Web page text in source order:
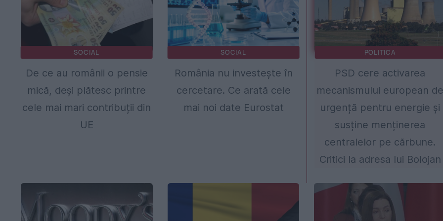
SOCIAL
De ce au românii o pensie
mică, deși plătesc printre
cele mai mari contribuții din
UE
SOCIAL
România nu investește în
cercetare. Ce arată cele
mai noi date Eurostat
POLITICA
PSD cere activarea
mecanismului european
urgență pentru energie și
susține menținerea
centralelor pe cărbune.
Critici la adresa lui Bolojan